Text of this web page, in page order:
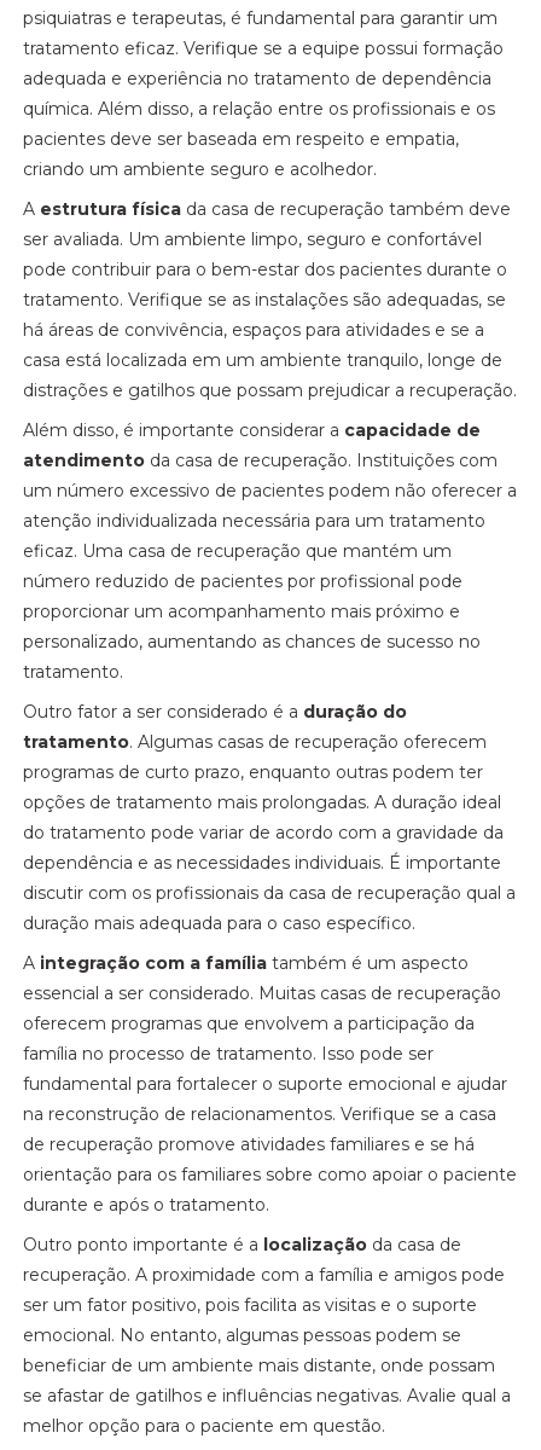
psiquiatras e terapeutas, é fundamental para garantir um
tratamento eficaz. Verifique se a equipe possui formação
adequada e experiência no tratamento de dependência
química. Além disso, a relação entre os profissionais e os
pacientes deve ser baseada em respeito e empatia,
criando um ambiente seguro e acolhedor.
A estrutura física da casa de recuperação também deve
ser avaliada. Um ambiente limpo, seguro e confortável
pode contribuir para o bem-estar dos pacientes durante o
tratamento. Verifique se as instalações são adequadas, se
há áreas de convivência, espaços para atividades e se a
casa está localizada em um ambiente tranquilo, longe de
distrações e gatilhos que possam prejudicar a recuperação.
Além disso, é importante considerar a capacidade de
atendimento da casa de recuperação. Instituições com
um número excessivo de pacientes podem não oferecer a
atenção individualizada necessária para um tratamento
eficaz. Uma casa de recuperação que mantém um
número reduzido de pacientes por profissional pode
proporcionar um acompanhamento mais próximo e
personalizado, aumentando as chances de sucesso no
tratamento.
Outro fator a ser considerado é a duração do
tratamento. Algumas casas de recuperação oferecem
programas de curto prazo, enquanto outras podem ter
opções de tratamento mais prolongadas. A duração ideal
do tratamento pode variar de acordo com a gravidade da
dependência e as necessidades individuais. É importante
discutir com os profissionais da casa de recuperação qual a
duração mais adequada para o caso específico.
A integração com a família também é um aspecto
essencial a ser considerado. Muitas casas de recuperação
oferecem programas que envolvem a participação da
família no processo de tratamento. Isso pode ser
fundamental para fortalecer o suporte emocional e ajudar
na reconstrução de relacionamentos. Verifique se a casa
de recuperação promove atividades familiares e se há
orientação para os familiares sobre como apoiar o paciente
durante e após o tratamento.
Outro ponto importante é a localização da casa de
recuperação. A proximidade com a família e amigos pode
ser um fator positivo, pois facilita as visitas e o suporte
emocional. No entanto, algumas pessoas podem se
beneficiar de um ambiente mais distante, onde possam
se afastar de gatilhos e influências negativas. Avalie qual a
melhor opção para o paciente em questão.